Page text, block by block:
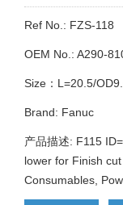
Ref No.: FZS-118
OEM No.: A290-
Size：L=20.5/
Brand: Fanuc
产品描述: F115
lower for Finish
Consumables,